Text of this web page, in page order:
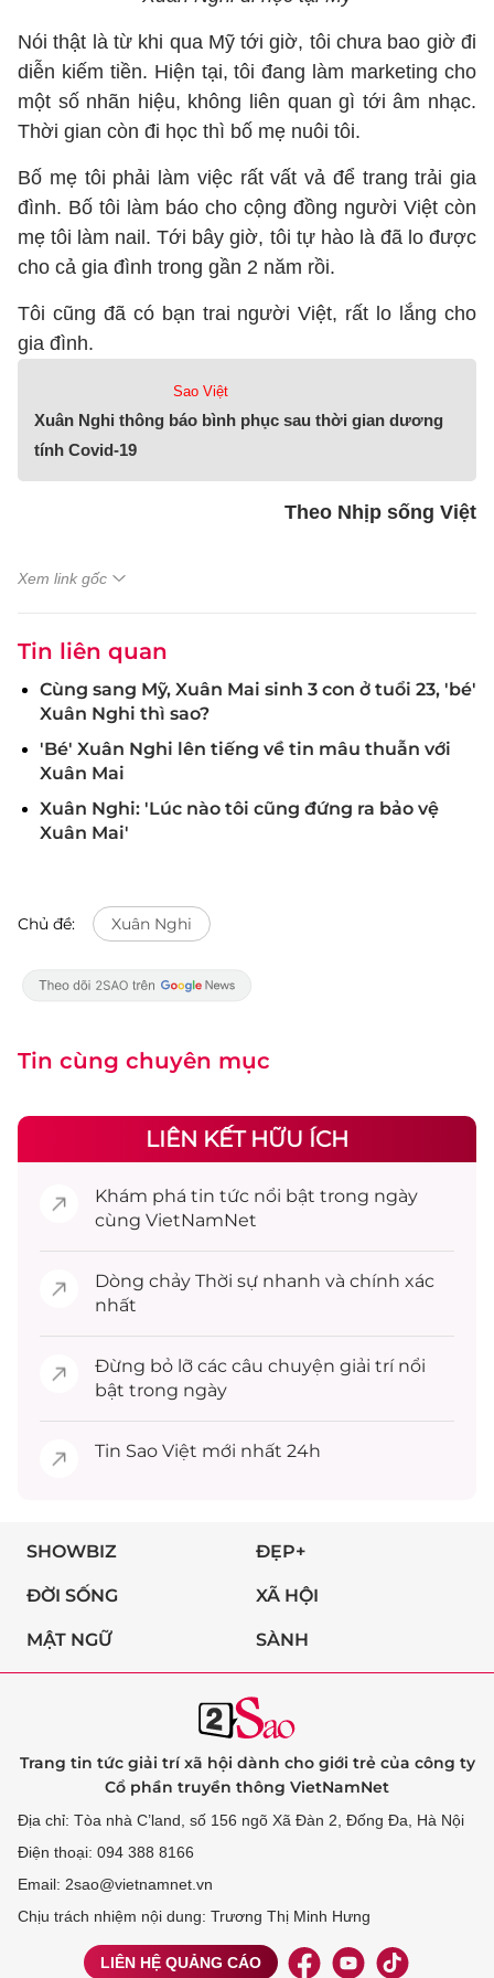
Nói thật là từ khi qua Mỹ tới giờ, tôi chưa bao giờ đi
diễn kiếm tiền. Hiện tại, tôi đang làm marketing cho
một số nhãn hiệu, không liên quan gì tới âm nhạc.
Thời gian còn đi học thì bố mẹ nuôi tôi.
Bố mẹ tôi phải làm việc rất vất vả để trang trải gia
đình. Bố tôi làm báo cho cộng đồng người Việt còn
mẹ tôi làm nail. Tới bây giờ, tôi tự hào là đã lo được
cho cả gia đình trong gần 2 năm rồi.
Tôi cũng đã có bạn trai người Việt, rất lo lắng cho
gia đình.
Sao Việt
Xuân Nghi thông báo bình phục sau thời gian dương
tính Covid-19
Theo Nhịp sống Việt
Xem link gốc
Tin liên quan
Cùng sang Mỹ, Xuân Mai sinh 3 con ở tuổi 23, 'bé'
Xuân Nghi thì sao?
'Bé' Xuân Nghi lên tiếng về tin mâu thuẫn với
Xuân Mai
Xuân Nghi: 'Lúc nào tôi cũng đứng ra bảo vệ
Xuân Mai'
Chủ đề: Xuân Nghi
Tin cùng chuyên mục
LIÊN KẾT HỮU ÍCH
Khám phá tin tức nổi bật trong ngày
cùng VietNamNet
Dòng chảy Thời sự nhanh và chính xác
nhất
Đừng bỏ lỡ các câu chuyện giải trínổi
bật trong ngày
Tin Sao Việt mới nhất 24h
SHOWBIZ ĐẸP+
ĐỜI SỐNG XÃ HỘI
MẬT NGỮ SÀNH
Trang tin tức giải trí xã hội dành cho giới trẻ của công ty
Cổ phần truyền thông VietNamNet
Địa chỉ: Tòa nhà C’land, số 156 ngõ Xã Đàn 2, Đống Đa, Hà Nội
Điện thoại: 094 388 8166
Email: 2sao@vietnamnet.vn
Chịu trách nhiệm nội dung: Trương Thị Minh Hưng
LIÊN HỆ QUẢNG CÁO